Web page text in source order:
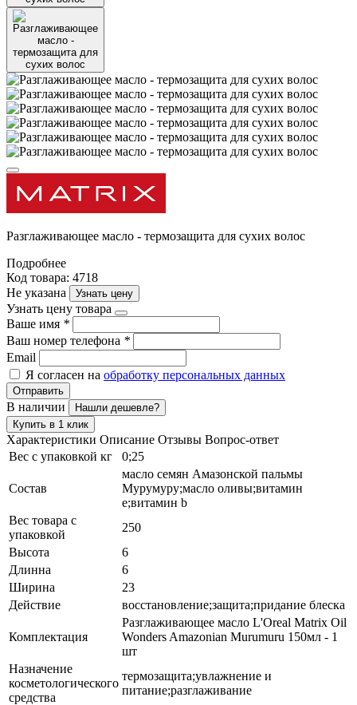
Разглаживающее масло - термозащита для сухих волос
Подробнее
Код товара: 4718
Не указана
Узнать цену
Узнать цену товара
Ваше имя *
Ваш номер телефона *
Email
Я согласен на обработку персональных данных
Отправить
В наличии
Нашли дешевле?
Купить в 1 клик
Характеристики Описание Отзывы Вопрос-ответ
Вес с упаковкой кг
0;25
Состав
масло семян Амазонской пальмы
Мурумуру;масло оливы;витамин
е;витамин b
Вес товара с
упаковкой
250
Высота
6
Длинна
6
Ширина
23
Действие
восстановление;защита;придание блеска
Комплектация
Разглаживающее масло L'Oreal Matrix Oil
Wonders Amazonian Murumuru 150мл - 1
шт
Назначение
косметологического
средства
термозащита;увлажнение и
питание;разглаживание